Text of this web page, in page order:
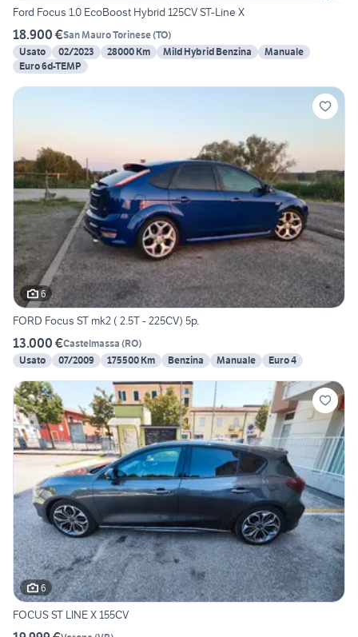
Ford Focus 1.0 EcoBoost Hybrid 125CV ST-Line X
18.900 €San Mauro Torinese(TO)
Usato
02/2023 28000 Km Mild Hybrid Benzina
Manuale
Euro 6d-TEMP
6
FORD Focus ST mk2 ( 2.5T - 225CV) 5p.
13.000 €Castelmassa (RO)
Usato
07/2009 175500 Km Benzina Manuale Euro 4
6
FOCUS ST LINE X 155CV